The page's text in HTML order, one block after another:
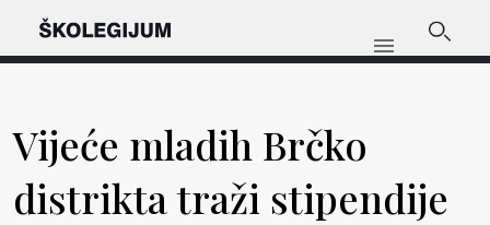
Vijeće mladih Brčko
distrikta traži stipendije